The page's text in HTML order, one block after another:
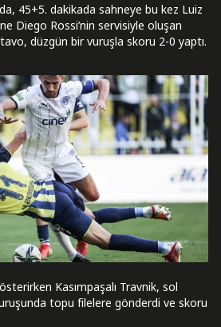
45+5. dakikada sahneye bu kez Luiz
Diego Rossi’nin servisiyle oluşan
düzgün bir vuruşla skoru 2-0 yaptı.
Kasımpaşalı Travnik, sol
topu filelere gönderdi ve skoru